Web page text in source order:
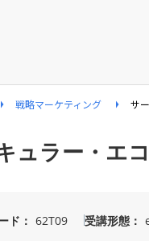
戦略マーケティング サ
ュラー・エ
ド 62T09 受講形態